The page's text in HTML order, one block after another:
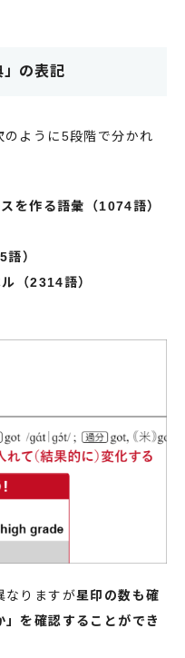
」の表記
ように5段階で分かれ
を作る語彙（1074語）
）
（2314語）
なりますが星印の数も確
を確認することができ